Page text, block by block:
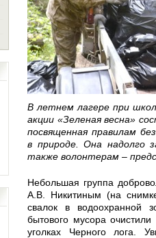
В летнем лагере при
акции «Зеленая весна»
посвященная правилам
в природе. Она надолго
также волонтерам –
Небольшая группа
А.В. Никитиным (на
свалок в водоохранной
бытового мусора
уголках Черного лога.